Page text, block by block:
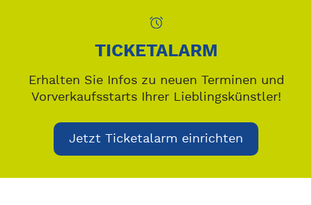
TICKETALARM
Erhalten Sie Infos zu neuen Terminen und
Vorverkaufsstarts Ihrer Lieblingskünstler!
Jetzt Ticketalarm einrichten